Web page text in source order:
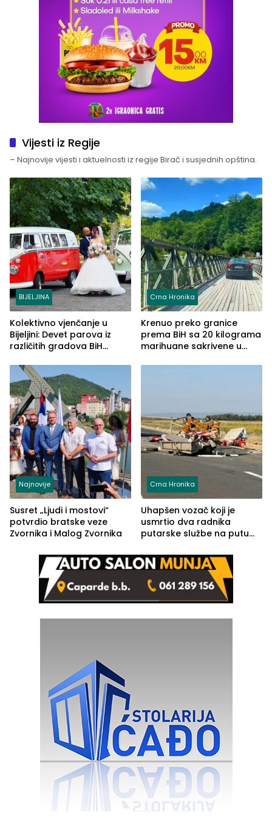
Vijesti iz Regije
– Najnovije vijesti i aktuelnosti iz regije Birač i susjednih opština.
BIJELJINA
Kolektivno vjenčanje u
Bijeljini: Devet parova iz
različitih gradova BiH
Crna Hronika
Krenuo preko granice
prema BiH sa 20 kilograma
marihuane sakrivene u
Najnovije
Susret „Ljudi i mostovi“
potvrdio bratske veze
Zvornika i Malog Zvornika
Crna Hronika
Uhapšen vozač koji je
usmrtio dva radnika
putarske službe na putu
(FOTO)